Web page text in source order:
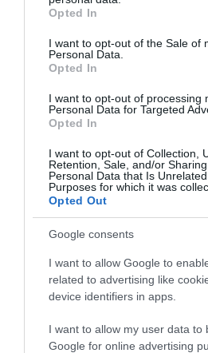
grant or deny consent to Google
use your data for below specified
consent section.
Opted In
I want to opt-out of the Sale of
Personal Data.
Opted In
I want to opt-out of processing
Personal Data for Targeted
Opted In
I want to opt-out of Collection,
Retention, Sale, and/or
Personal Data that Is
Purposes for which it was
Opted Out
Google consents
I want to allow Google to
related to advertising like
device identifiers in apps.
I want to allow my user data to
Google for online advertising
2026. augusztus
INFLÁCIÓ
2026.
MINDHÁROM
ÖS FŐÚTON
2026. augusztus